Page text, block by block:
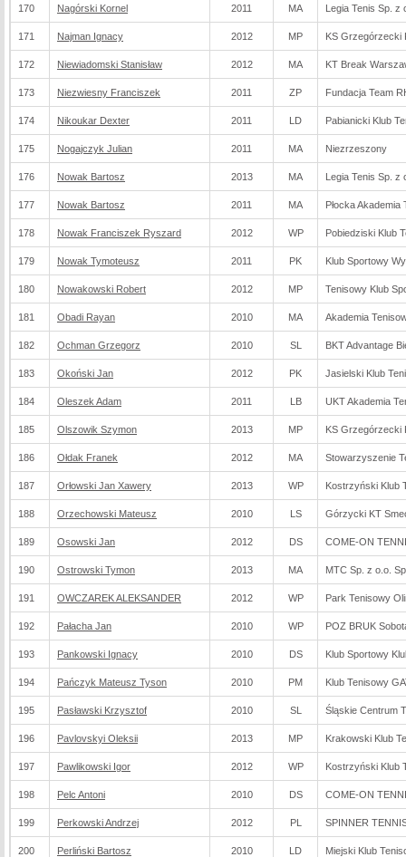
170 Nagórski Kornel 2011 MA Legia Tenis Sp. z
171 Najman Ignacy 2012 MP KS Grzegórzecki
172 Niewiadomski Stanisław 2012 MA KT Break
173 Niezwiesny Franciszek 2011 ZP Fundacja Team
174 Nikoukar Dexter 2011 LD Pabianicki Klub
175 Nogajczyk Julian 2011 MA Niezrzeszony
176 Nowak Bartosz 2013 MA Legia Tenis Sp. z
177 Nowak Bartosz 2011 MA Płocka Akademia
178 Nowak Franciszek Ryszard 2012 WP Pobiedziski Klub
179 Nowak Tymoteusz 2011 PK Klub Sportowy
180 Nowakowski Robert 2012 MP Tenisowy Klub
181 Obadi Rayan 2010 MA Akademia
182 Ochman Grzegorz 2010 SL BKT Advantage
183 Okoński Jan 2012 PK Jasielski Klub
184 Oleszek Adam 2011 LB UKT Akademia
185 Olszowik Szymon 2013 MP KS Grzegórzecki
186 Ołdak Franek 2012 MA Stowarzyszenie
187 Orłowski Jan Xawery 2013 WP Kostrzyński Klub
188 Orzechowski Mateusz 2010 LS Górzycki KT
189 Osowski Jan 2012 DS COME-ON
190 Ostrowski Tymon 2013 MA MTC Sp. z o.o.
191 OWCZAREK ALEKSANDER 2012 WP Park Tenisowy
192 Pałacha Jan 2010 WP POZ BRUK
193 Pankowski Ignacy 2010 DS Klub Sportowy
194 Pańczyk Mateusz Tyson 2010 PM Klub Tenisowy
195 Pasławski Krzysztof 2010 SL Śląskie Centrum
196 Pavlovskyi Oleksii 2013 MP Krakowski Klub
197 Pawlikowski Igor 2012 WP Kostrzyński Klub
198 Pelc Antoni 2010 DS COME-ON
199 Perkowski Andrzej 2012 PL SPINNER
200 Perliński Bartosz 2010 LD Miejski Klub